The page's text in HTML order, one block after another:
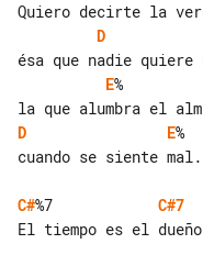
D
E%
D
E%
cuando se siente mal.
C#%7 C#7
El tiempo es el dueño